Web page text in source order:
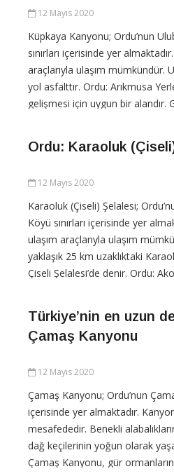
12 Mayıs 2020
Küpkaya Kanyonu; Ordu’nun
sınırları içerisinde yer
araçlarıyla ulaşım mümkündür.
yol asfalttır. Ordu: Arıkmusa
gelişmesi için uygun bir alandır.
Ordu: Karaoluk
12 Mayıs 2020
Karaoluk (Çiseli) Şelalesi;
Köyü sınırları içerisinde yer
ulaşım araçlarıyla ulaşım
yaklaşık 25 km uzaklıktaki
Çiseli Şelalesi’de denir. Ordu:
CONTINUE READING
Türkiye’nin en uzun
Çamaş Kanyonu
12 Mayıs 2020
Çamaş Kanyonu; Ordu’nun
içerisinde yer almaktadır.
mesafededir. Benekli
dağ keçilerinin yoğun olarak
Çamaş Kanyonu, gür